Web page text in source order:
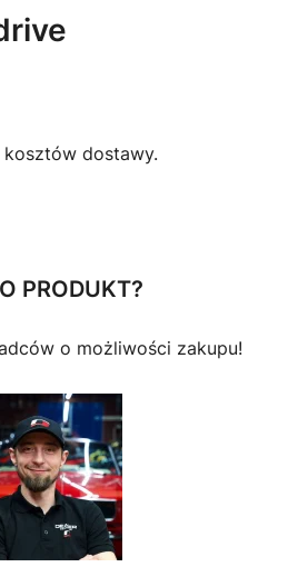
dostawy.
PRODUKT?
o możliwości zakupu!